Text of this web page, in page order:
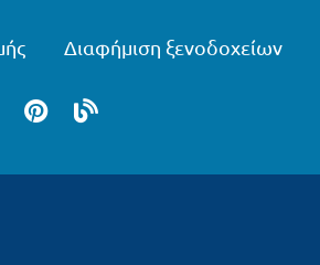
Διαφήμιση ξενοδοχείων